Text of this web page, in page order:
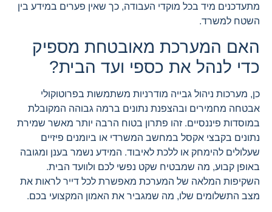
מתעדכנים מיד בכל מוקדי העבודה, כך שאין פערים במידע בין
השטח למשרד.
האם המערכת מאובטחת מספיק
כדי לנהל את כספי ועד הבית?
כן, מערכות ניהול גבייה מודרניות משתמשות בפרוטוקולי
אבטחה מחמירים ובהצפנת נתונים ברמה גבוהה המקובלת
במוסדות פיננסיים. זהו פתרון בטוח הרבה יותר מאשר שמירת
נתונים בקבצי אקסל במחשב המשרדי או ביומנים פיזיים
שעלולים להימחק או ללכת לאיבוד. המידע נשמר בענן ומגובה
באופן קבוע, מה שמבטיח שקט נפשי לכם ולוועד הבית.
השקיפות המלאה של המערכת מאפשרת לכל דייר לראות את
מצב התשלומים שלו, מה שמגביר את האמון המקצועי בכם.